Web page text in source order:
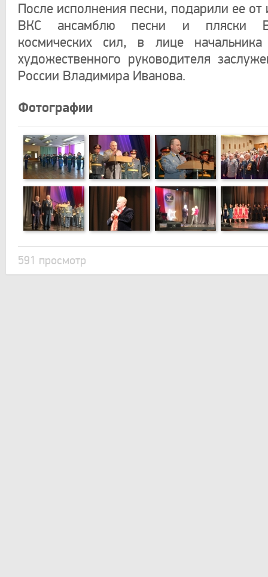
После исполнения песни, подарили ее
ВКС ансамблю песни и пляски
космических сил, в лице
художественного руководителя
России Владимира Иванова.
Фотографии
591 просмотр